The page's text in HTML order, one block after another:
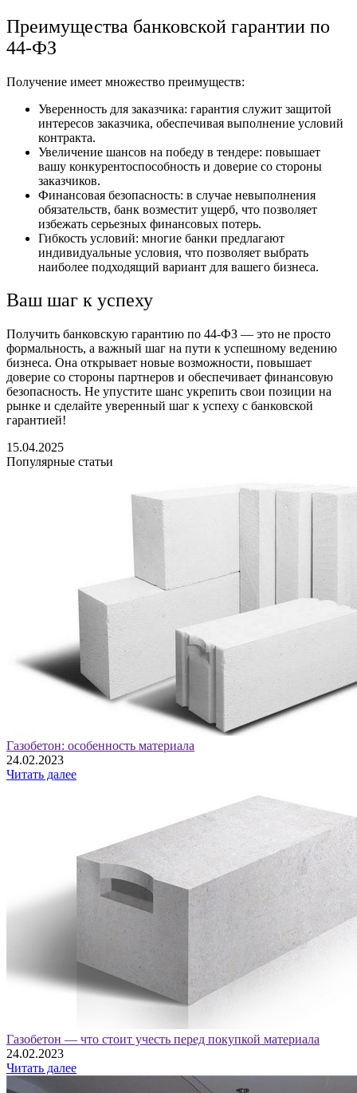
Преимущества банковской гарантии по
44-ФЗ
Получение имеет множество преимуществ:
Уверенность для заказчика: гарантия служит защитой
интересов заказчика, обеспечивая выполнение условий
контракта.
Увеличение шансов на победу в тендере: повышает
вашу конкурентоспособность и доверие со стороны
заказчиков.
Финансовая безопасность: в случае невыполнения
обязательств, банк возместит ущерб, что позволяет
избежать серьезных финансовых потерь.
Гибкость условий: многие банки предлагают
индивидуальные условия, что позволяет выбрать
наиболее подходящий вариант для вашего бизнеса.
Ваш шаг к успеху
Получить банковскую гарантию по 44-ФЗ — это не просто
формальность, а важный шаг на пути к успешному ведению
бизнеса. Она открывает новые возможности, повышает
доверие со стороны партнеров и обеспечивает финансовую
безопасность. Не упустите шанс укрепить свои позиции на
рынке и сделайте уверенный шаг к успеху с банковской
гарантией!
15.04.2025
Популярные статьи
Газобетон: особенность материала
24.02.2023
Читать далее
Газобетон — что стоит учесть перед покупкой материала
24.02.2023
Читать далее